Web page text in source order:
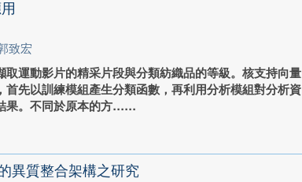
致宏
取運動影片的精采片段與分類紡織品的等級。核支持向量
首先以訓練模組產生分類函數，再利用分析模組對分析資
果。不同於原本的方...
異質整合架構之研究